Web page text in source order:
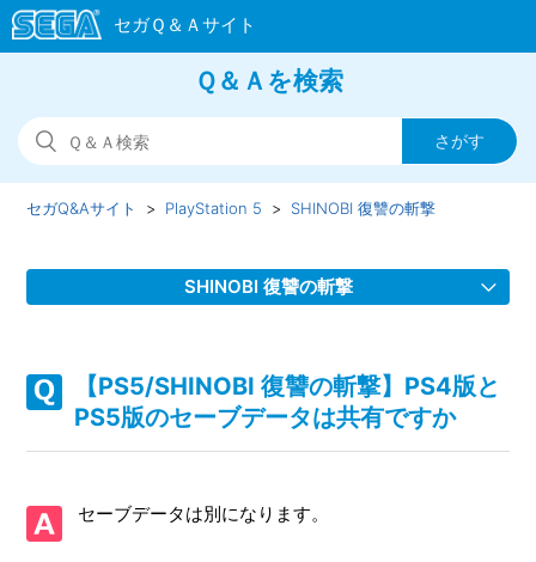
Ｑ＆Ａを検索
セガQ&Aサイト PlayStation 5 SHINOBI 復讐の斬撃
SHINOBI 復讐の斬撃
こですか
【PS5/SHINOBI 復讐の斬撃】取扱説明書（マニュアル）は
【PS5/SHINOBI 復讐の斬撃】シェア機能に対応しています
か（制限されている機能はありますか）
【PS5/SHINOBI 復讐の斬撃】PS4版と
PS5版のセーブデータは共有ですか
セーブデータは別になります。